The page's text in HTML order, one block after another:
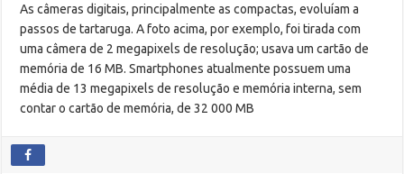
As câmeras digitais, principalmente as compactas, evoluíam a
passos de tartaruga. A foto acima, por exemplo, foi tirada com
uma câmera de 2 megapixels de resolução; usava um cartão de
memória de 16 MB. Smartphones atualmente possuem uma
média de 13 megapixels de resolução e memória interna, sem
contar o cartão de memória, de 32 000 MB